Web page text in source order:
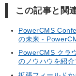
この記事と関
PowerCMS
の未来 -
PowerCMS クラ
のノウハウを紹